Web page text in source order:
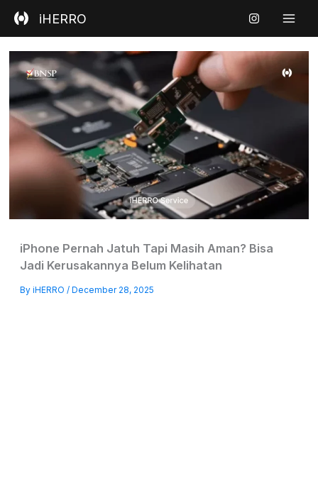
iHERRO
iPhone Pernah Jatuh Tapi Masih Aman? Bisa
Jadi Kerusakannya Belum Kelihatan
By iHERRO / December 28, 2025